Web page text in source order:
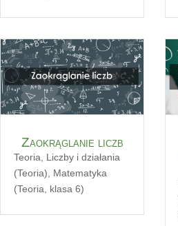
Zaokrąglanie liczb
Teoria
Liczby i działania
(Teoria)
Matematyka
(Teoria, klasa 6)